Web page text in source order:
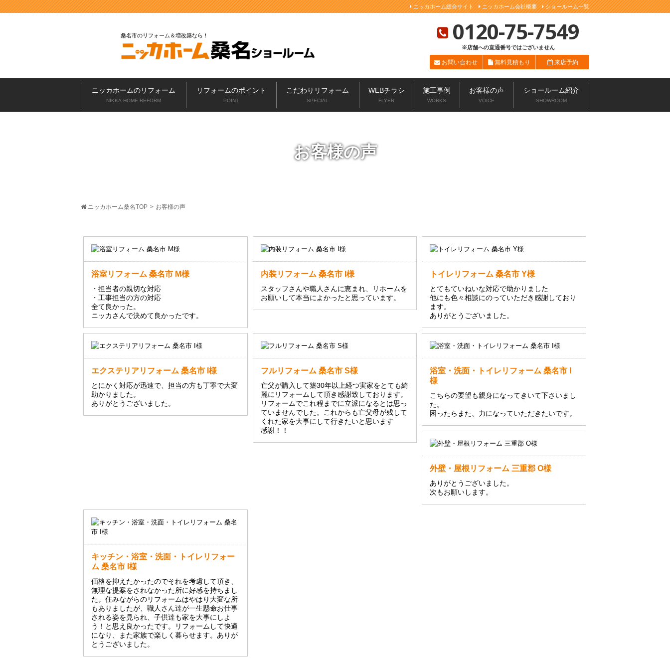
ニッカホーム総合サイト ニッカホーム会社概要 ショールーム一覧
桑名市のリフォーム＆増改築なら 0120-75-7549
※店舗への直通番号ではございません
お問い合わせ 無料見積もり 来店予約
ニッカホームのリフォーム
NIKKA-HOME REFORM
リフォームのポイント
POINT
こだわりリフォーム
SPECIAL
WEBチラシ
FLYER
施工事例
WORKS
お客様の声
VOICE
ショールーム紹介
SHOWROOM
お客様の声
ニッカホーム桑名TOP > お客様の声
浴室リフォーム 桑名市 M様
・担当者の親切な対応
・工事担当の方の対応
全て良かった。
ニッカさんで決めて良かったです。
内装リフォーム 桑名市 I様
スタッフさんや職人さんに恵まれ、リホームを
お願いして本当によかったと思っています。
トイレリフォーム 桑名市 Y様
とてもていねいな対応で助かりました
他にも色々相談にのっていただき感謝しており
ます。
ありがとうございました。
エクステリアリフォーム 桑名市 I様
とにかく対応が迅速で、担当の方も丁寧で大変
助かりました。
ありがとうございました。
フルリフォーム 桑名市 S様
亡父が購入して築30年以上経つ実家をとても綺
麗にリフォームして頂き感謝致しております。
リフォームでこれ程までに立派になるとは思っ
ていませんでした。これからも亡父母が残して
くれた家を大事にして行きたいと思います
感謝！！
浴室・洗面・トイレリフォーム 桑名市 I
様
こちらの要望も親身になってきいて下さいまし
た。
困ったらまた、力になっていただきたいです。
外壁・屋根リフォーム 三重郡 O様
ありがとうございました。
次もお願いします。
キッチン・浴室・洗面・トイレリフォー
ム 桑名市 I様
価格を抑えたかったのでそれを考慮して頂き、
無理な提案をされなかった所に好感を持ちまし
た。住みながらのリフォームはやはり大変な所
もありましたが、職人さん達が一生懸命お仕事
される姿を見られ、子供達も家を大事にしよ
う！と思え良かったです。リフォームして快適
になり、また家族で楽しく暮らせます。ありが
とうございました。